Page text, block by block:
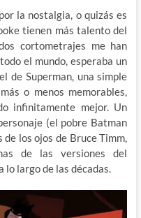
la nostalgia, o quizás es
tienen más talento del
cortometrajes me han
el mundo, esperaba un
de Superman, una simple
o menos memorables,
infinitamente mejor. Un
(el pobre Batman
los ojos de Bruce Timm,
de las versiones del
lo largo de las décadas.